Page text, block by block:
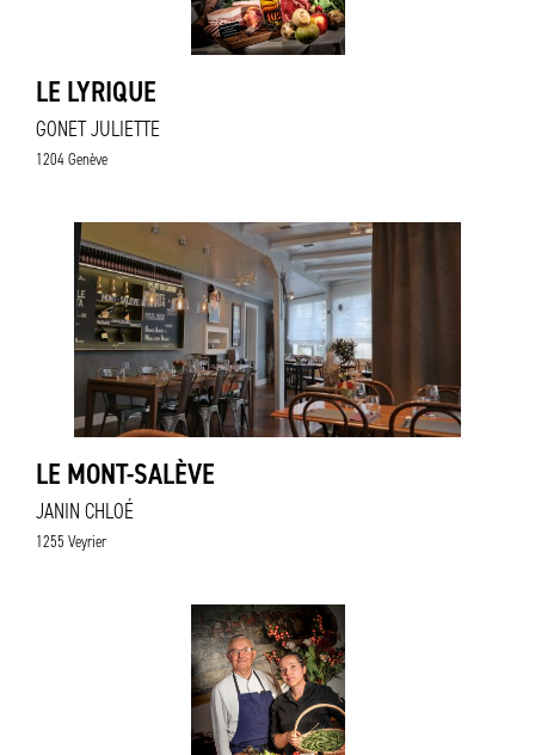
LE LYRIQUE
GONET JULIETTE
1204 Genève
LE MONT-SALÈVE
JANIN CHLOÉ
1255 Veyrier